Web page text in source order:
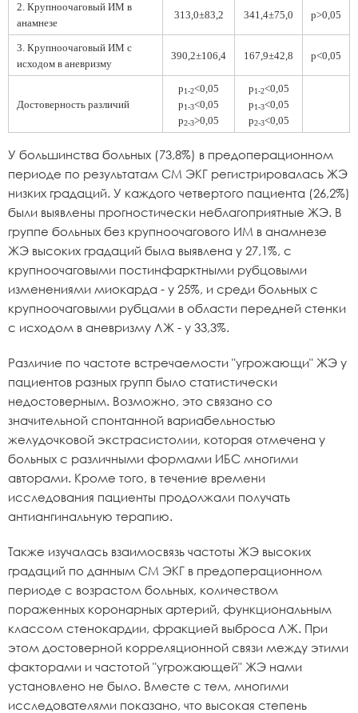
2. Крупноочаговый ИМ в
анамнезе
313,0±83,2 341,4±75,0 р>0,05
3. Крупноочаговый ИМ с
исходом в аневризму
390,2±106,4 167,9±42,8 р<0,05
Достоверность различий
р1-2<0,05
р1-3<0,05
р2-3>0,05
p1-2<0,05
р1-3<0,05
р2-3<0,05
У большинства больных (73,8%) в предоперационном
периоде по результатам СМ ЭКГ регистрировалась ЖЭ
низких градаций. У каждого четвертого пациента (26,2%)
были выявлены прогностически неблагоприятные ЖЭ. В
группе больных без крупноочагового ИМ в анамнезе
ЖЭ высоких градаций была выявлена у 27,1%, с
крупноочаговыми постинфарктными рубцовыми
изменениями миокарда - у 25%, и среди больных с
крупноочаговыми рубцами в области передней стенки
с исходом в аневризму ЛЖ - у 33,3%.
Различие по частоте встречаемости "угрожающи" ЖЭ у
пациентов разных групп было статистически
недостоверным. Возможно, это связано со
значительной спонтанной вариабельностью
желудочковой экстрасистолии, которая отмечена у
больных с различными формами ИБС многими
авторами. Кроме того, в течение времени
исследования пациенты продолжали получать
антиангинальную терапию.
Также изучалась взаимосвязь частоты ЖЭ высоких
градаций по данным СМ ЭКГ в предоперационном
периоде с возрастом больных, количеством
пораженных коронарных артерий, функциональным
классом стенокардии, фракцией выброса ЛЖ. При
этом достоверной корреляционной связи между этими
факторами и частотой "угрожающей" ЖЭ нами
установлено не было. Вместе с тем, многими
исследователями показано, что высокая степень